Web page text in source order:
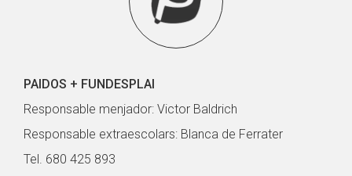
PAIDOS + FUNDESPLAI
Responsable menjador: Victor Baldrich
Responsable extraescolars: Blanca de Ferrater
Tel. 680 425 893